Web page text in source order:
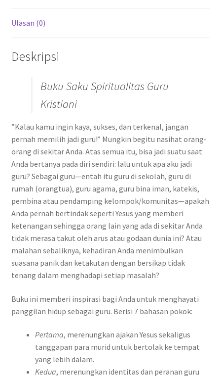
Ulasan (0)
Deskripsi
Buku Saku Spiritualitas Guru
Kristiani
”Kalau kamu ingin kaya, sukses, dan terkenal, jangan
pernah memilih jadi guru!” Mungkin begitu nasihat orang-
orang di sekitar Anda. Atas semua itu, bisa jadi suatu saat
Anda bertanya pada diri sendiri: lalu untuk apa aku jadi
guru? Sebagai guru—entah itu guru di sekolah, guru di
rumah (orangtua), guru agama, guru bina iman, katekis,
pembina atau pendamping kelompok/komunitas—apakah
Anda pernah bertindak seperti Yesus yang memberi
ketenangan sehingga orang lain yang ada di sekitar Anda
tidak merasa takut oleh arus atau godaan dunia ini? Atau
malahan sebaliknya, kehadiran Anda menimbulkan
suasana panik dan ketakutan dengan bersikap tidak
tenang dalam menghadapi setiap masalah?
Buku ini memberi inspirasi bagi Anda untuk menghayati
panggilan hidup sebagai guru. Berisi 7 bahasan pokok:
Pertama, merenungkan ajakan Yesus sekaligus
tanggapan para murid untuk bertolak ke tempat
yang lebih dalam.
Kedua, merenungkan identitas dan peranan guru